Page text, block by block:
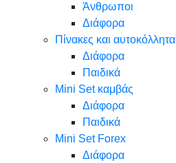
Άνθρωποι
Διάφορα
Πίνακες και αυτοκόλλητα
Διάφορα
Παιδικά
Mini Set καμβάς
Διάφορα
Παιδικά
Mini Set Forex
Διάφορα